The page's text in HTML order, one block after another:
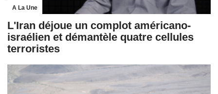
A La Une
L'Iran déjoue un complot américano-
israélien et démantèle quatre cellules
terroristes